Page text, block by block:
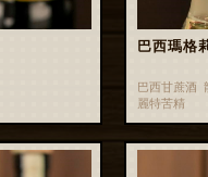
巴西瑪
巴西甘蔗酒
麗特苦精